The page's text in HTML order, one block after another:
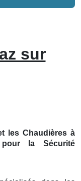
sur
les Chaudières à
la Sécurité